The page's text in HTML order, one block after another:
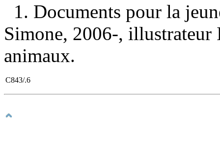
1. Documents pour la
Simone, 2006-,
animaux.
C843/.6